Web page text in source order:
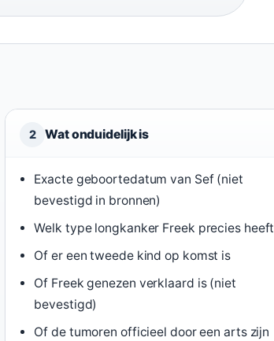
2 Wat onduidelijk is
Exacte geboortedatum van Sef (niet
bevestigd in bronnen)
Welk type longkanker Freek precies heeft
Of er een tweede kind op komst is
Of Freek genezen verklaard is (niet
bevestigd)
Of de tumoren officieel door een arts zijn